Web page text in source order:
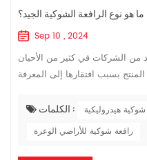
ما هو نوع الرافعة الشوكية الجيد؟
Sep 10 , 2024
من الشركات في كثير من الأحيان
بسبب افتقارها إلى المعرفة
غا...
الكلمات :
هيدروليكية
رافعة شوكية للأراضي الوعرة